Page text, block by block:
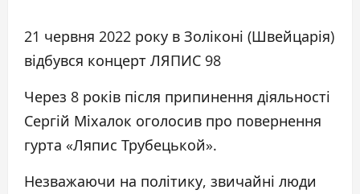
21 червня 2022 року в Золіконі (Швейцарія)
відбувся концерт ЛЯПИС 98
Через 8 років після припинення діяльності
Сергій Міхалок оголосив про повернення
гурта «Ляпис Трубецькой».
Незважаючи на політику, звичайні люди